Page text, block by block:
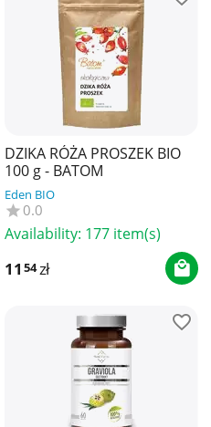
DZIKA RÓŻA PROSZEK BIO
100 g - BATOM
Eden BIO
0.0
Availability: 177 item(s)
11 54zł